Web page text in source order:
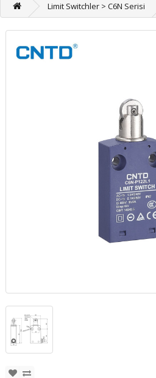
Limit Switchler > C6N Serisi